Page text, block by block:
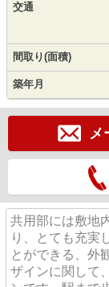
交通
間取り(面積)
築年月
メ
共用部には敷地
り、とても充実
とができる、外
ザインに関して